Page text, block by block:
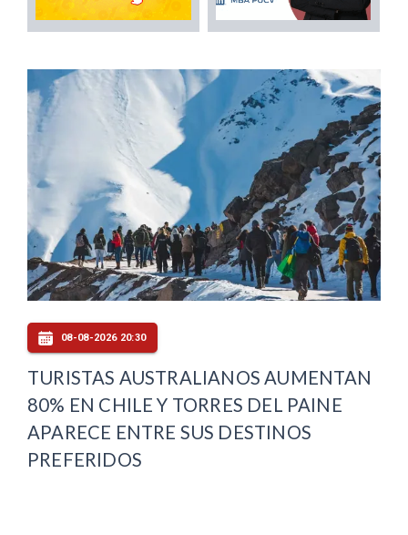
08-08-2026 20:30
TURISTAS AUSTRALIANOS AUMENTAN
80% EN CHILE Y TORRES DEL PAINE
APARECE ENTRE SUS DESTINOS
PREFERIDOS